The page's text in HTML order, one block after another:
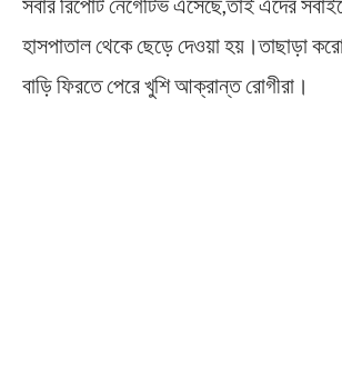
হাসপাতাল থেকে ছেড়ে দেওয়া হয়।তাছাড়া
বাড়ি ফিরতে পেরে খুশি আক্রান্ত রোগীরা।